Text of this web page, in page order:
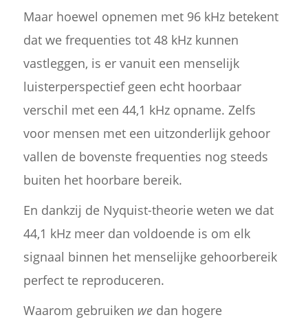
Maar hoewel opnemen met 96 kHz betekent
dat we frequenties tot 48 kHz kunnen
vastleggen, is er vanuit een menselijk
luisterperspectief geen echt hoorbaar
verschil met een 44,1 kHz opname. Zelfs
voor mensen met een uitzonderlijk gehoor
vallen de bovenste frequenties nog steeds
buiten het hoorbare bereik.
En dankzij de Nyquist-theorie weten we dat
44,1 kHz meer dan voldoende is om elk
signaal binnen het menselijke gehoorbereik
perfect te reproduceren.
Waarom gebruiken wedan hogere